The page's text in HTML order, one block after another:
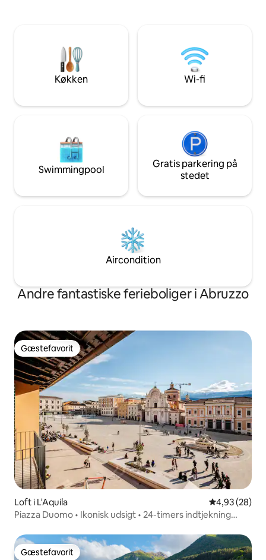
rum, der føles fantastisk og meget
behageligt. En ægte italiensk flugt til
forbindelse
voksne og 1 barn
Køkken Wi-fi
Swimmingpool
Gratis parkering på
stedet
Aircondition
Andre fantastiske ferieboliger i Abruzzo
Gæstefavorit
Gæstefavorit
Loft i L'Aquila 4,93 ud af 5 i
4,93 (28)
Piazza Duomo • Ikonisk udsigt • 24-timers indtjekning
Gæstefavorit
Gæstefavorit